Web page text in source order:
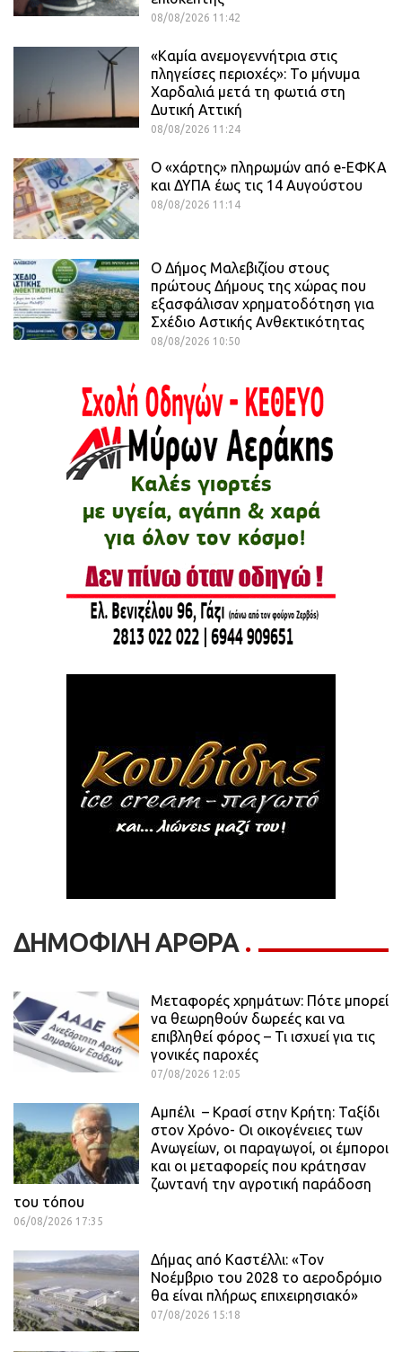
08/08/2026 11:42
«Καμία ανεμογεννήτρια στις
πληγείσες περιοχές»: Το μήνυμα
Χαρδαλιά μετά τη φωτιά στη
Δυτική Αττική
08/08/2026 11:24
Ο «χάρτης» πληρωμών από e-ΕΦΚΑ
και ΔΥΠΑ έως τις 14 Αυγούστου
08/08/2026 11:14
Ο Δήμος Μαλεβιζίου στους
πρώτους Δήμους της χώρας που
εξασφάλισαν χρηματοδότηση για
Σχέδιο Αστικής Ανθεκτικότητας
08/08/2026 10:50
ΔΗΜΟΦΙΛΗ ΑΡΘΡΑ
Μεταφορές χρημάτων: Πότε μπορεί
να θεωρηθούν δωρεές και να
επιβληθεί φόρος – Τι ισχυεί για τις
γονικές παροχές
07/08/2026 12:05
Αμπέλι – Κρασί στην Κρήτη: Ταξίδι
στον Χρόνο- Οι οικογένειες των
Ανωγείων, οι παραγωγοί, οι έμποροι
και οι μεταφορείς που κράτησαν
ζωντανή την αγροτική παράδοση
του τόπου
06/08/2026 17:35
Δήμας από Καστέλλι: «Τον
Νοέμβριο του 2028 το αεροδρόμιο
θα είναι πλήρως επιχειρησιακό»
07/08/2026 15:18